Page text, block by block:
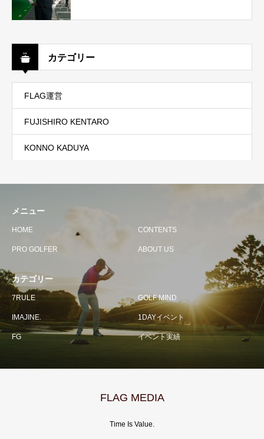
カテゴリー
FLAG運営
FUJISHIRO KENTARO
KONNO KADUYA
メニュー
HOME CONTENTS
PRO GOLFER ABOUT US
カテゴリー
7RULE GOLF MIND
IMAJINE. 1DAYイベント
FG イベント実績
FLAG MEDIA
Time Is Value.